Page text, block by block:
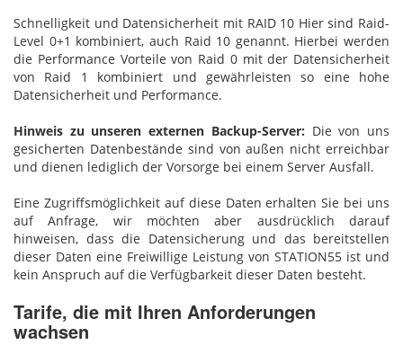
Schnelligkeit und Datensicherheit mit RAID 10 Hier sind Raid-
Level 0+1 kombiniert, auch Raid 10 genannt. Hierbei werden
die Performance Vorteile von Raid 0 mit der Datensicherheit
von Raid 1 kombiniert und gewährleisten so eine hohe
Datensicherheit und Performance.
Hinweis zu unseren externen Backup-Server: Die von uns
gesicherten Datenbestände sind von außen nicht erreichbar
und dienen lediglich der Vorsorge bei einem Server Ausfall.
Eine Zugriffsmöglichkeit auf diese Daten erhalten Sie bei uns
auf Anfrage, wir möchten aber ausdrücklich darauf
hinweisen, dass die Datensicherung und das bereitstellen
dieser Daten eine Freiwillige Leistung von STATION55 ist und
kein Anspruch auf die Verfügbarkeit dieser Daten besteht.
Tarife, die mit Ihren Anforderungen
wachsen